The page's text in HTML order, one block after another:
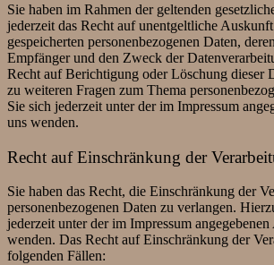
Sie haben im Rahmen der geltenden
jederzeit das Recht auf unentgeltliche
gespeicherten personenbezogenen Daten,
Empfänger und den Zweck der
Recht auf Berichtigung oder Löschung dieser
zu weiteren Fragen zum Thema
Sie sich jederzeit unter der im Impressum
uns wenden.
Recht auf Einschränkung der
Sie haben das Recht, die Einschränkung der
personenbezogenen Daten zu verlangen.
jederzeit unter der im Impressum angegebenen
wenden. Das Recht auf Einschränkung der
folgenden Fällen: